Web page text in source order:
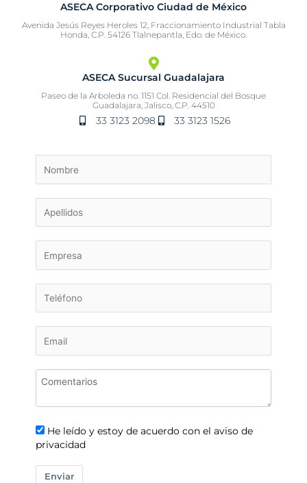
ASECA Corporativo Ciudad de México
Avenida Jesús Reyes Heroles 12, Fraccionamiento Industrial Tabla
Honda, C.P. 54126 Tlalnepantla, Edo. de México.
ASECA Sucursal Guadalajara
Paseo de la Arboleda no. 1151 Col. Residencial del Bosque
Guadalajara, Jalisco, C.P. 44510
33 3123 2098 33 3123 1526
He leído y estoy de acuerdo con el aviso de
privacidad
Enviar